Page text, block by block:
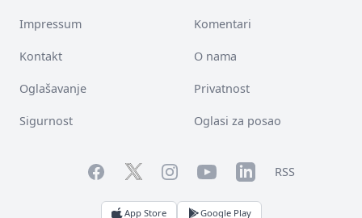
Impressum Komentari
Kontakt O nama
Oglašavanje Privatnost
Sigurnost Oglasi za posao
FacebookTwitterInstagramYouTubeLinkedInRSS
App Store Google Play